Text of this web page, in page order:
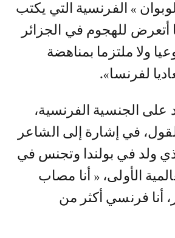
» الفرنسية التي يكتب
أتعرض للهجوم في الجزائر
ولا ملتزما بمناهضة
لفرنسا».
على الجنسية الفرنسية،
في إشارة إلى الشاعر
ولد في بولندا وتجنس في
الأولى، « أنا مصاب
أنا فرنسي أكثر من